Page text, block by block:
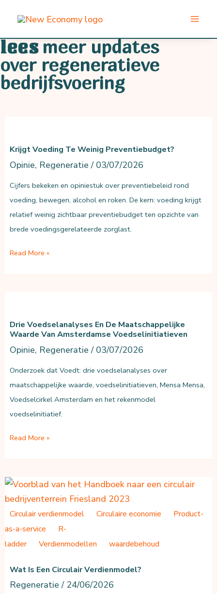
de
inhoud
leesmeer updates
over regeneratieve
bedrijfsvoering
Krijgt Voeding Te Weinig Preventiebudget?
Opinie, Regeneratie / 03/07/2026
Cijfers bekeken en opiniestuk over preventiebeleid rond
voeding, bewegen, alcohol en roken. De kern: voeding krijgt
relatief weinig zichtbaar preventiebudget ten opzichte van
brede voedingsgerelateerde zorglast.
Krijgt
Read More »
Drie Voedselanalyses En De Maatschappelijke
Waarde Van Amsterdamse Voedselinitiatieven
Opinie, Regeneratie / 03/07/2026
Onderzoek dat Voedt: drie voedselanalyses over
maatschappelijke waarde, voedselinitiatieven, Mensa Mensa,
Voedselcirkel Amsterdam en het rekenmodel
voedselinitiatief.
Drie
de
maatschappelijke
waarde
Amsterdamse
Read More »
Circulair verdienmodel Circulaire economie
Product-
as-a-service
R-
ladder
Verdienmodellen waardebehoud
Wat Is Een Circulair Verdienmodel?
Regeneratie / 24/06/2026